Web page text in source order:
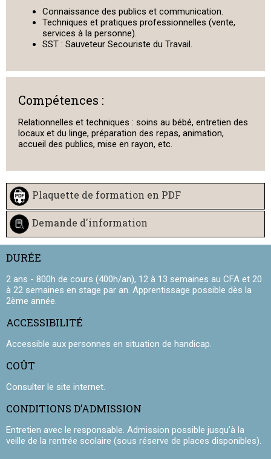
Connaissance des publics et communication.
Techniques et pratiques professionnelles (vente,
services à la personne).
SST : Sauveteur Secouriste du Travail.
Compétences :
Relationnelles et techniques : soins au bébé, entretien des
locaux et du linge, préparation des repas, animation,
accueil des publics, mise en rayon, etc.
Plaquette de formation en PDF
Demande d'information
DURÉE
2 ans - 800h de cours (400h/an), 12 à 13 semaines au CFA et 20
à 22 semaines en stage par an. Apprentissage possible dès la
2ème année.
ACCESSIBILITÉ
Accessible aux personnes en situation de handicap.
COÛT
Consulter le site internet.
CONDITIONS D’ADMISSION
Entretien avec le responsable. Admission possible jusqu’à la
veille de la rentrée scolaire (sous réserve de places disponibles).